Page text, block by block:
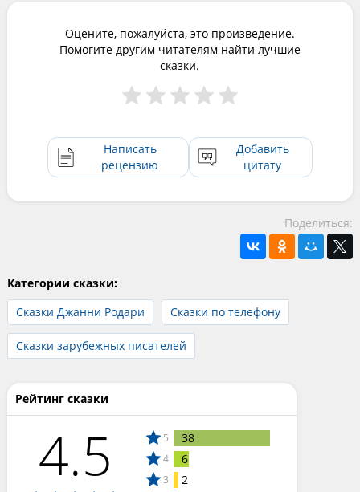
Оцените, пожалуйста, это произведение.
Помогите другим читателям найти лучшие
сказки.
Написать
рецензию
Добавить
цитату
Поделиться:
Категории сказки:
Сказки Джанни Родари
Сказки по телефону
Сказки зарубежных писателей
Рейтинг сказки
4.5 5 38
4 6
3 2